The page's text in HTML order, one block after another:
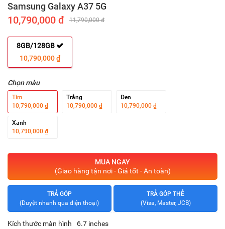
Samsung Galaxy A37 5G
10,790,000 đ 11,790,000 đ
8GB/128GB
10,790,000 ₫
Chọn màu
Tím
10,790,000 ₫
Trắng
10,790,000 ₫
Đen
10,790,000 ₫
Xanh
10,790,000 ₫
MUA NGAY
(Giao hàng tận nơi - Giá tốt - An toàn)
TRẢ GÓP
(Duyệt nhanh qua điện thoại)
TRẢ GÓP THẺ
(Visa, Master, JCB)
Kích thước màn hình
6.7 inches